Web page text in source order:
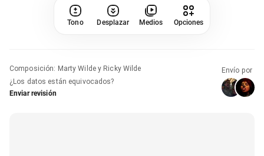
Tono Desplazar Medios Opciones
Composición: Marty Wilde y Ricky Wilde
¿Los datos están equivocados?
Enviar revisión
Envío por